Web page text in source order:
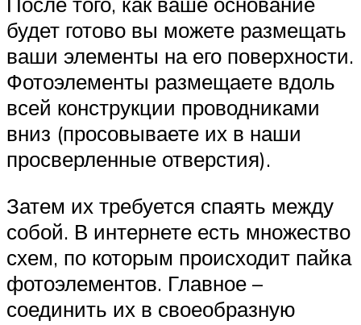
будет готово вы можете размещать
ваши элементы на его поверхности.
Фотоэлементы размещаете вдоль
всей конструкции проводниками
вниз (просовываете их в наши
просверленные отверстия).
Затем их требуется спаять между
собой. В интернете есть множество
схем, по которым происходит пайка
фотоэлементов. Главное –
соединить их в своеобразную